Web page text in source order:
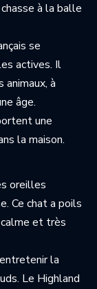
à la balle
se
actives. Il
animaux, à
âge.
une
la maison.
oreilles
Ce chat a poils
et très
la
Le Highland